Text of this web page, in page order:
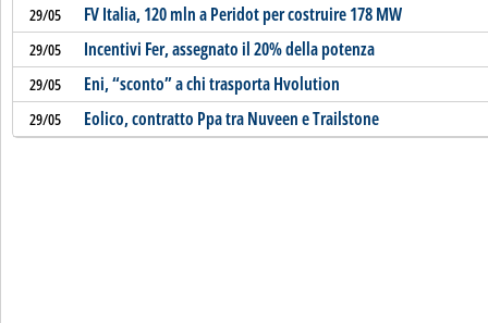
29/05 FV Italia, 120 mln a Peridot per costruire 178 MW
29/05 Incentivi Fer, assegnato il 20% della potenza
29/05 Eni, “sconto” a chi trasporta Hvolution
29/05 Eolico, contratto Ppa tra Nuveen e Trailstone